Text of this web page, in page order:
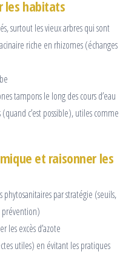
les habitats
surtout les vieux arbres qui sont
riche en rhizomes (échanges
tampons le long des cours d’eau
c’est possible), utiles comme
et raisonner les
phytosanitaires par stratégie (seuils,
prévention)
les excès d’azote
utiles) en évitant les pratiques